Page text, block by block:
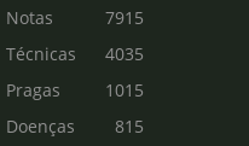
7915
Notas
Técnicas
4035
Pragas
1015
Doenças
815